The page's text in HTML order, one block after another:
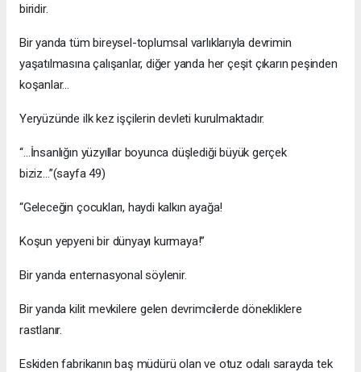
biridir.
Bir yanda tüm bireysel-toplumsal varlıklarıyla devrimin
yaşatılmasına çalışanlar, diğer yanda her çeşit çıkarın peşinden
koşanlar…
Yeryüzünde ilk kez işçilerin devleti kurulmaktadır.
“…İnsanlığın yüzyıllar boyunca düşlediği büyük gerçek
biziz…”(sayfa 49)
“Geleceğin çocukları, haydi kalkın ayağa!
Koşun yepyeni bir dünyayı kurmaya!”
Bir yanda enternasyonal söylenir.
Bir yanda kilit mevkilere gelen devrimcilerde dönekliklere
rastlanır.
Eskiden fabrikanın baş müdürü olan ve otuz odalı sarayda tek